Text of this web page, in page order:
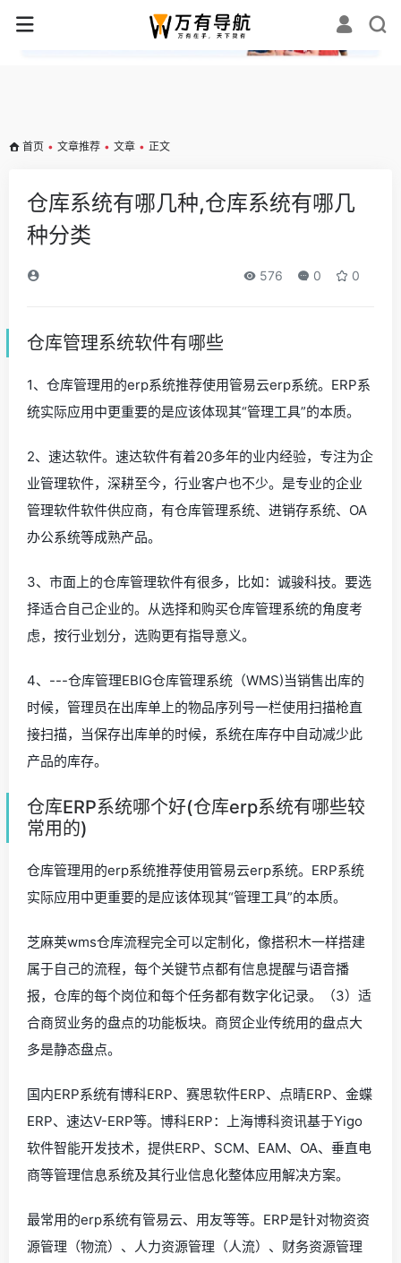
✕
首页 • 文章推荐 • 文章 • 正文
仓库系统有哪几种,仓库系统有哪几
种分类
576 0 0
仓库管理系统软件有哪些
1、仓库管理用的erp系统推荐使用管易云erp系统。ERP系
统实际应用中更重要的是应该体现其“管理工具”的本质。
2、速达软件。速达软件有着20多年的业内经验，专注为企
业管理软件，深耕至今，行业客户也不少。是专业的企业
管理软件软件供应商，有仓库管理系统、进销存系统、OA
办公系统等成熟产品。
3、市面上的仓库管理软件有很多，比如：诚骏科技。要选
择适合自己企业的。从选择和购买仓库管理系统的角度考
虑，按行业划分，选购更有指导意义。
4、---仓库管理EBIG仓库管理系统（WMS)当销售出库的
时候，管理员在出库单上的物品序列号一栏使用扫描枪直
接扫描，当保存出库单的时候，系统在库存中自动减少此
产品的库存。
仓库ERP系统哪个好(仓库erp系统有哪些较
常用的)
仓库管理用的erp系统推荐使用管易云erp系统。ERP系统
实际应用中更重要的是应该体现其“管理工具”的本质。
芝麻荚wms仓库流程完全可以定制化，像搭积木一样搭建
属于自己的流程，每个关键节点都有信息提醒与语音播
报，仓库的每个岗位和每个任务都有数字化记录。（3）适
合商贸业务的盘点的功能板块。商贸企业传统用的盘点大
多是静态盘点。
国内ERP系统有博科ERP、赛思软件ERP、点晴ERP、金蝶
ERP、速达V-ERP等。博科ERP：上海博科资讯基于Yigo
软件智能开发技术，提供ERP、SCM、EAM、OA、垂直电
商等管理信息系统及其行业信息化整体应用解决方案。
最常用的erp系统有管易云、用友等等。ERP是针对物资资
源管理（物流）、人力资源管理（人流）、财务资源管理